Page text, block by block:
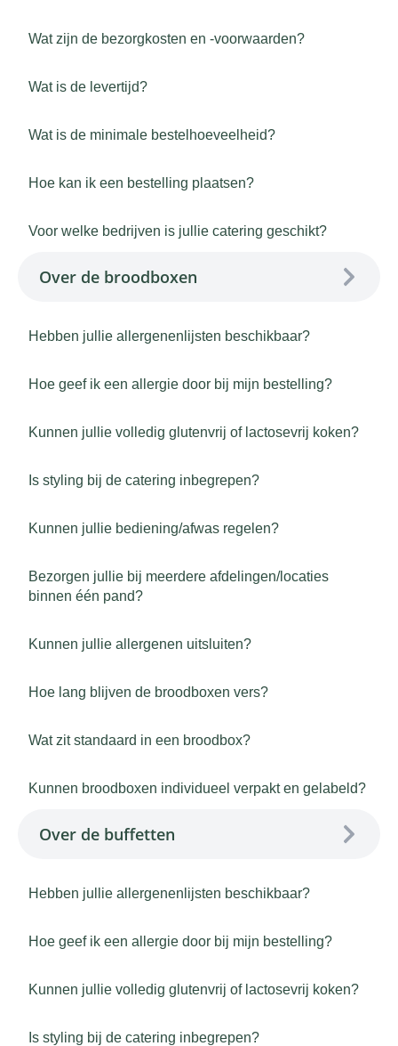
Wat zijn de bezorgkosten en -voorwaarden?
Wat is de levertijd?
Wat is de minimale bestelhoeveelheid?
Hoe kan ik een bestelling plaatsen?
Voor welke bedrijven is jullie catering geschikt?
Over de broodboxen
Hebben jullie allergenenlijsten beschikbaar?
Hoe geef ik een allergie door bij mijn bestelling?
Kunnen jullie volledig glutenvrij of lactosevrij koken?
Is styling bij de catering inbegrepen?
Kunnen jullie bediening/afwas regelen?
Bezorgen jullie bij meerdere afdelingen/locaties
binnen één pand?
Kunnen jullie allergenen uitsluiten?
Hoe lang blijven de broodboxen vers?
Wat zit standaard in een broodbox?
Kunnen broodboxen individueel verpakt en gelabeld?
Over de buffetten
Hebben jullie allergenenlijsten beschikbaar?
Hoe geef ik een allergie door bij mijn bestelling?
Kunnen jullie volledig glutenvrij of lactosevrij koken?
Is styling bij de catering inbegrepen?